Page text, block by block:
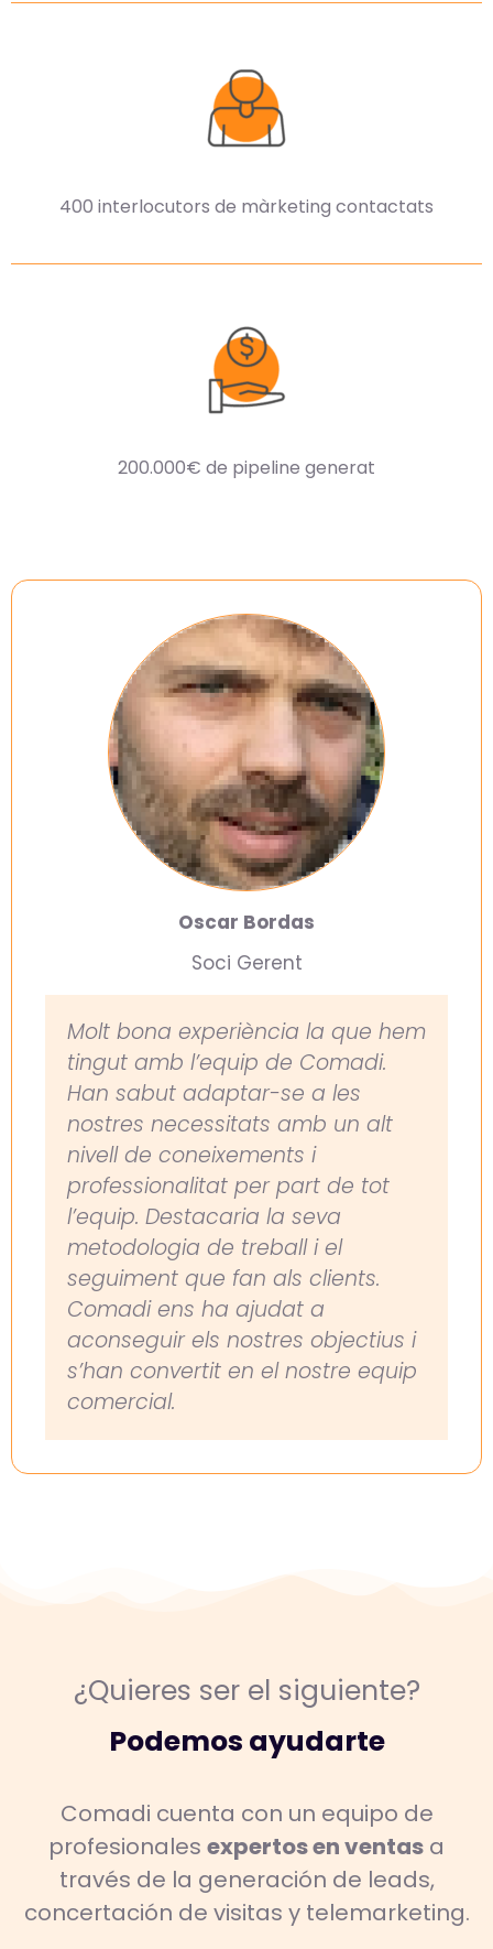
400 interlocutors de màrketing contactats
200.000€ de pipeline generat
Oscar Bordas
Soci Gerent
Molt bona experiència la que hem
tingut amb l’equip de Comadi.
Han sabut adaptar-se a les
nostres necessitats amb un alt
nivell de coneixements i
professionalitat per part de tot
l’equip. Destacaria la seva
metodologia de treball i el
seguiment que fan als clients.
Comadi ens ha ajudat a
aconseguir els nostres objectius i
s’han convertit en el nostre equip
comercial.
¿Quieres ser el siguiente?
Podemos ayudarte
Comadi cuenta con un equipo de
profesionales expertos en ventas a
través de la generación de leads,
concertación de visitas y telemarketing.